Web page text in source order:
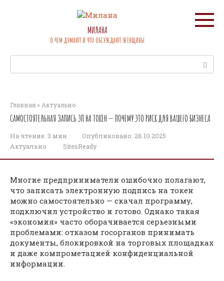
МИЛАНА
О ЧЕМ ДУМАЮТ И ЧТО ОБСУЖДАЮТ ЖЕНЩИНЫ
Главная » Актуально
САМОСТОЯТЕЛЬНАЯ ЗАПИСЬ ЭП НА ТОКЕН — ПОЧЕМУ ЭТО РИСК ДЛЯ ВАШЕГО БИЗНЕСА
На чтение: 3 мин Опубликовано: 28.10.2025
Актуально
SitesReady
Многие предприниматели ошибочно полагают,
что записать электронную подпись на токен
можно самостоятельно — скачал программу,
подключил устройство и готово. Однако такая
«экономия» часто оборачивается серьезными
проблемами: отказом госорганов принимать
документы, блокировкой на торговых площадках
и даже компрометацией конфиденциальной
информации.